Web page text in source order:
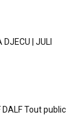
| JULI
DALF Tout public